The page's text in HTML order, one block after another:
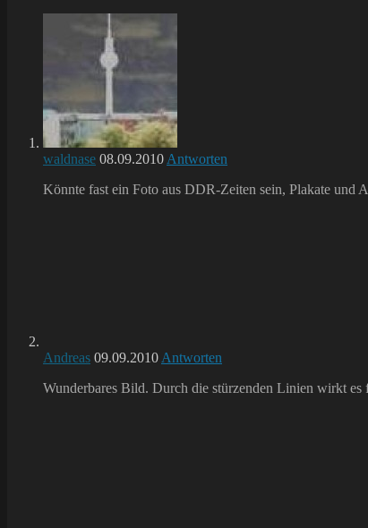
waldnase 08.09.2010 Antworten
Könnte fast ein Foto aus DDR-Zeiten sein, Plakate und
Andreas 09.09.2010 Antworten
Wunderbares Bild. Durch die stürzenden Linien wirkt es